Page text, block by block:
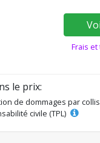
Frais
le prix:
de dommages par
civile (TPL)